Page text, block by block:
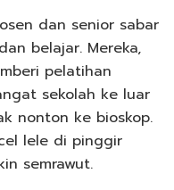
dan senior sabar
belajar. Mereka,
pelatihan
sekolah ke luar
nonton ke bioskop.
lele di pinggir
semrawut.